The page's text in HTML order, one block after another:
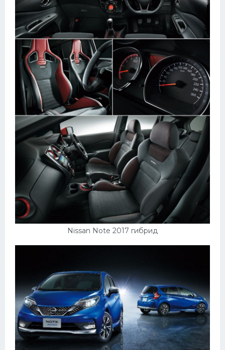
Nissan Note 2017 гибрид